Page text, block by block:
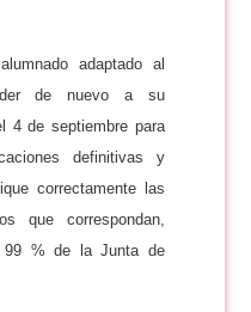
adaptado al
de nuevo a su
4 de septiembre para
definitivas y
correctamente las
que correspondan,
99 % de la Junta de